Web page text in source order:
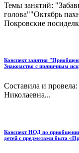
Темы занятий:
голова""Октябрь
Покровские
Конспект занятия
Знакомство с пряничным
Составила и
Николаевна...
Конспект НОД по
детей с предметами быта